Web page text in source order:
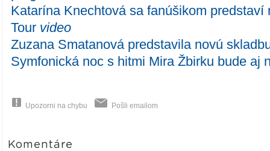
Katarína Knechtová sa fanúšikom predstaví
Tour video
Zuzana Smatanová predstavila novú
Symfonická noc s hitmi Mira Žbirku bude aj
Upozorni na chybu Pošli emailom
Komentáre